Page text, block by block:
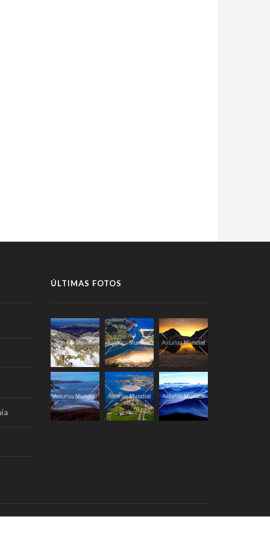
ÚLTIMAS FOTOS